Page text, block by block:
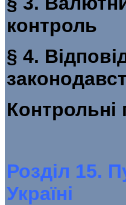
§ 4.
Розділ 15.
Україні